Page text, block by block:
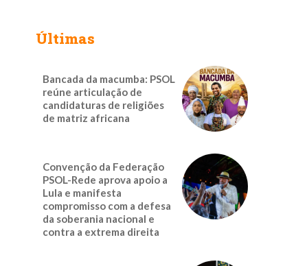
Últimas
Bancada da macumba: PSOL
reúne articulação de
candidaturas de religiões
de matriz africana
Convenção da Federação
PSOL-Rede aprova apoio a
Lula e manifesta
compromisso com a defesa
da soberania nacional e
contra a extrema direita